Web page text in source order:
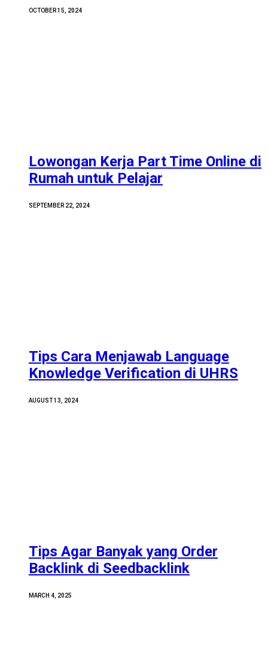
OCTOBER 15, 2024
Lowongan Kerja Part Time Online di
Rumah untuk Pelajar
SEPTEMBER 22, 2024
Tips Cara Menjawab Language
Knowledge Verification di UHRS
AUGUST 13, 2024
Tips Agar Banyak yang Order
Backlink di Seedbacklink
MARCH 4, 2025